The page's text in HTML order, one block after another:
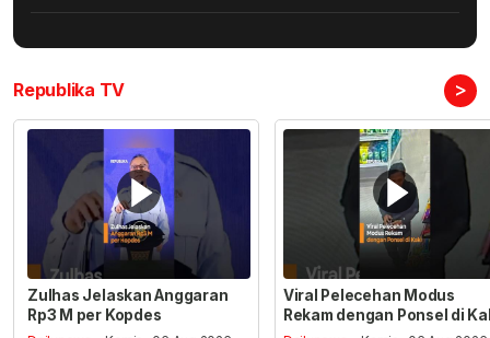
Republika TV >
Zulhas Jelaskan Anggaran
Rp3 M per Kopdes
Viral Pelecehan Modus
Rekam dengan Ponsel di